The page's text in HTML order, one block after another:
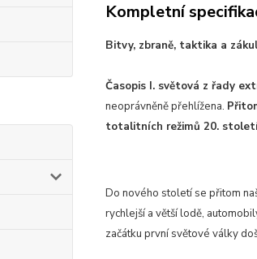
Kompletní
Bitvy, zbraně, taktika a
Časopis I. světová z řady
neoprávněně přehlížena.
totalitních režimů 20.
Do nového století se přitom
rychlejší a větší lodě,
začátku první světové války